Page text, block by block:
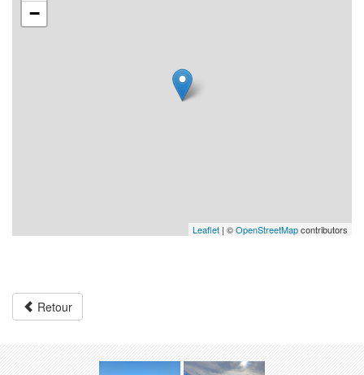
−
Leaflet | ©OpenStreetMapcontributors
Retour